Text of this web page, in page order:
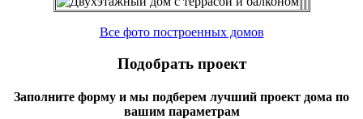
Все фото построенных домов
Подобрать проект
Заполните форму и мы подберем лучший проект дома по
вашим параметрам